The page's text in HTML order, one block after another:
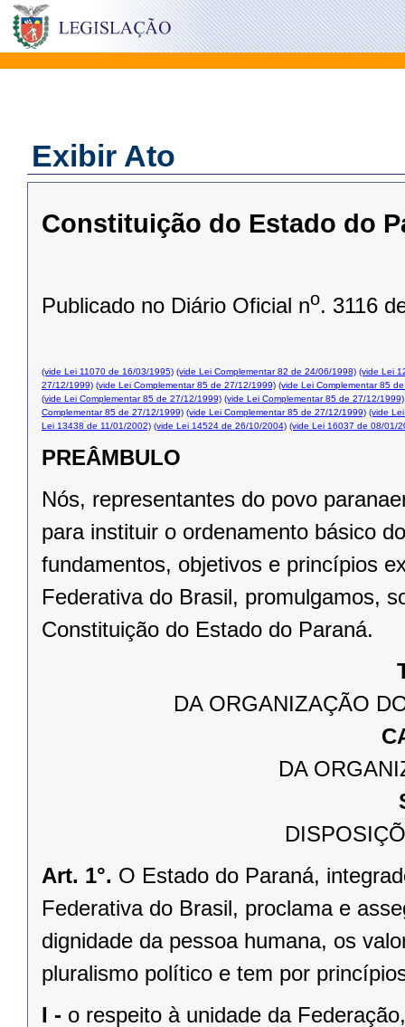
Exibir Ato
Constituição do Estado do
Publicado no Diário Oficial no. 3116
(vide Lei 11070 de 16/03/1995) (vide Lei Complementar 82 de 24/06/1998) (vide Lei
27/12/1999) (vide Lei Complementar 85 de 27/12/1999) (vide Lei Complementar 85
(vide Lei Complementar 85 de 27/12/1999) (vide Lei Complementar 85 de 27/12/1999)
Complementar 85 de 27/12/1999) (vide Lei Complementar 85 de 27/12/1999) (vide
Lei 13438 de 11/01/2002) (vide Lei 14524 de 26/10/2004) (vide Lei 16037 de 08/01/
PREÂMBULO
Nós, representantes do povo
para instituir o ordenamento básico
fundamentos, objetivos e princípios
Federativa do Brasil, promulgamos,
Constituição do Estado do Paraná.
DA ORGANIZAÇÃO
DA
Art. 1°. O Estado do Paraná,
Federativa do Brasil, proclama e
dignidade da pessoa humana, os
pluralismo político e tem por
I - o respeito à unidade da